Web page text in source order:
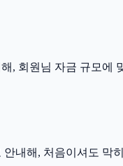
, 회원님 자금 규모에
내해, 처음이셔도 막